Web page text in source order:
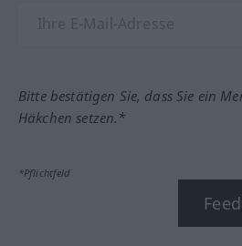
Bitte bestätigen Sie, dass Sie ein
Häkchen setzen.*
*Pflichtfeld